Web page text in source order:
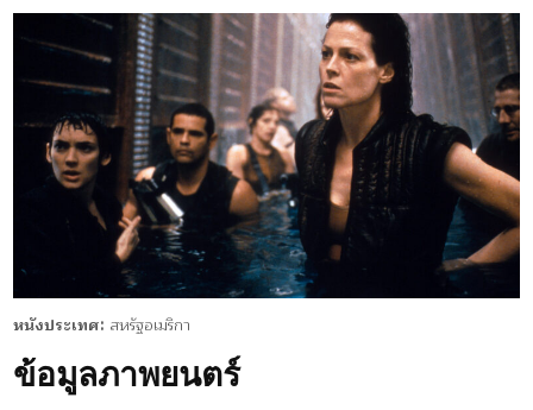
หนังประเทศ: สหรัฐอเมริกา
ข้อมูลภาพยนตร์